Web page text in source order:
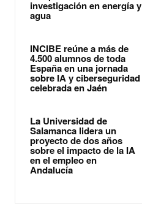
investigación en energía y
agua
INCIBE reúne a más de
4.500 alumnos de toda
España en una jornada
sobre IA y ciberseguridad
celebrada en Jaén
La Universidad de
Salamanca lidera un
proyecto de dos años
sobre el impacto de la IA
en el empleo en
Andalucía